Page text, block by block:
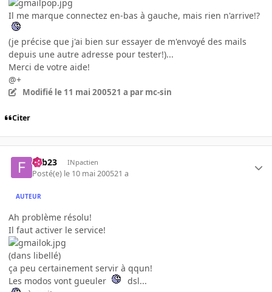
Il me marque connectez en-bas à gauche, mais rien n'arrive!?
(je précise que j'ai bien sur essayer de m'envoyé des mails
depuis une autre adresse pour tester!)...
Merci de votre aide!
@+
Modifié le 11 mai 200521 a par mc-sin
Citer
Fab23 INpactien
Posté(e) le 10 mai 200521 a
AUTEUR
Ah problème résolu!
Il faut activer le service!
(dans libellé)
ça peu certainement servir à qqun!
Les modos vont gueuler
dsl...